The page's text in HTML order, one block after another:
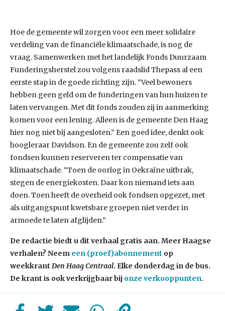
Hoe de gemeente wil zorgen voor een meer solidaire
verdeling van de financiële klimaatschade, is nog de
vraag. Samenwerken met het landelijk Fonds Duurzaam
Funderingsherstel zou volgens raadslid Thepass al een
eerste stap in de goede richting zijn. “Veel bewoners
hebben geen geld om de funderingen van hun huizen te
laten vervangen. Met dit fonds zouden zij in aanmerking
komen voor een lening. Alleen is de gemeente Den Haag
hier nog niet bij aangesloten.” Een goed idee, denkt ook
hoogleraar Davidson. En de gemeente zou zelf ook
fondsen kunnen reserveren ter compensatie van
klimaatschade. “Toen de oorlog in Oekraïne uitbrak,
stegen de energiekosten. Daar kon niemand iets aan
doen. Toen heeft de overheid ook fondsen opgezet, met
als uitgangspunt kwetsbare groepen niet verder in
armoede te laten afglijden.”
De redactie biedt u dit verhaal gratis aan. Meer Haagse
verhalen? Neem een (proef)abonnement op
weekkrant Den Haag Centraal. Elke donderdag in de bus.
De krant is ook verkrijgbaar bij onze verkooppunten.